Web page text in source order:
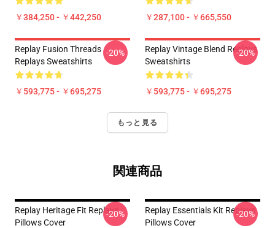
￥384,250 - ￥442,250 ￥287,100 - ￥665,550
Replay Fusion Threads
Replays Sweatshirts
￥593,775 - ￥695,275
-20%
Replay Vintage Blend Replays
Sweatshirts
￥593,775 - ￥695,275
-20%
もっと見る
関連商品
Replay Heritage Fit Replays
Pillows Cover
-20%
Replay Essentials Kit Replays
Pillows Cover
-20%